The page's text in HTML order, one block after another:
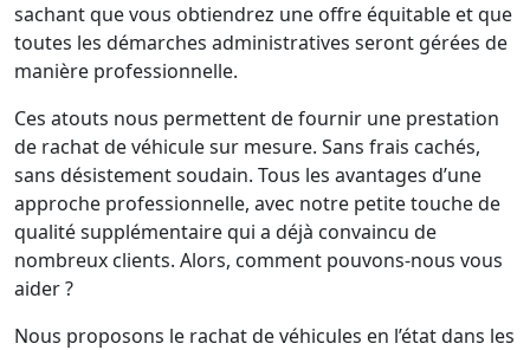
sachant que vous obtiendrez une offre équitable et que
toutes les démarches administratives seront gérées de
manière professionnelle.
Ces atouts nous permettent de fournir une prestation
de rachat de véhicule sur mesure. Sans frais cachés,
sans désistement soudain. Tous les avantages d’une
approche professionnelle, avec notre petite touche de
qualité supplémentaire qui a déjà convaincu de
nombreux clients. Alors, comment pouvons-nous vous
aider ?
Nous proposons le rachat de véhicules en l’état dans les